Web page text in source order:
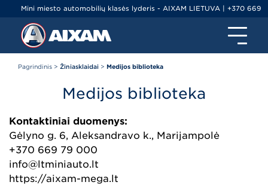
Mini miesto automobilių klasės lyderis - AIXAM LIETUVA | +370 669
79000 | info@ltminiauto.lt
Pagrindinis > Žiniasklaidai > Medijos biblioteka
Medijos biblioteka
Kontaktiniai duomenys:
Gėlyno g. 6, Aleksandravo k., Marijampolė
+370 669 79 000
info@ltminiauto.lt
https://aixam-mega.lt